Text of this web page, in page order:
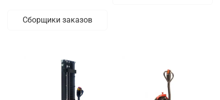
Сборщики заказов